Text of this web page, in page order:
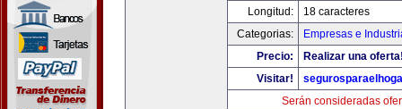
Longitud:
18 caracteres
Categorias:
Empresas e
Precio:
Realizar una
Visitar!
Serán consideradas